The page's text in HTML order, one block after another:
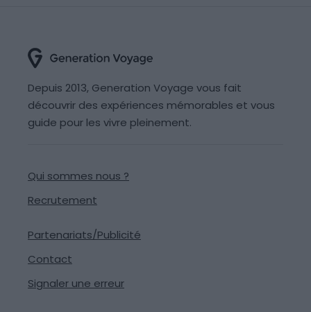
Depuis 2013, Generation Voyage vous fait
découvrir des expériences mémorables et vous
guide pour les vivre pleinement.
Qui sommes nous ?
Recrutement
Partenariats/Publicité
Contact
Signaler une erreur